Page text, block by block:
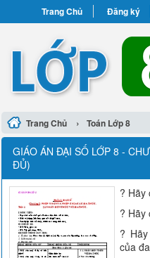
Trang Chủ Đăng ký
Trang Chủ › Toán Lớp 8
GIÁO ÁN ĐẠI SỐ LỚP 8 -
ĐỦ)
? Hãy
? Hãy
?
của